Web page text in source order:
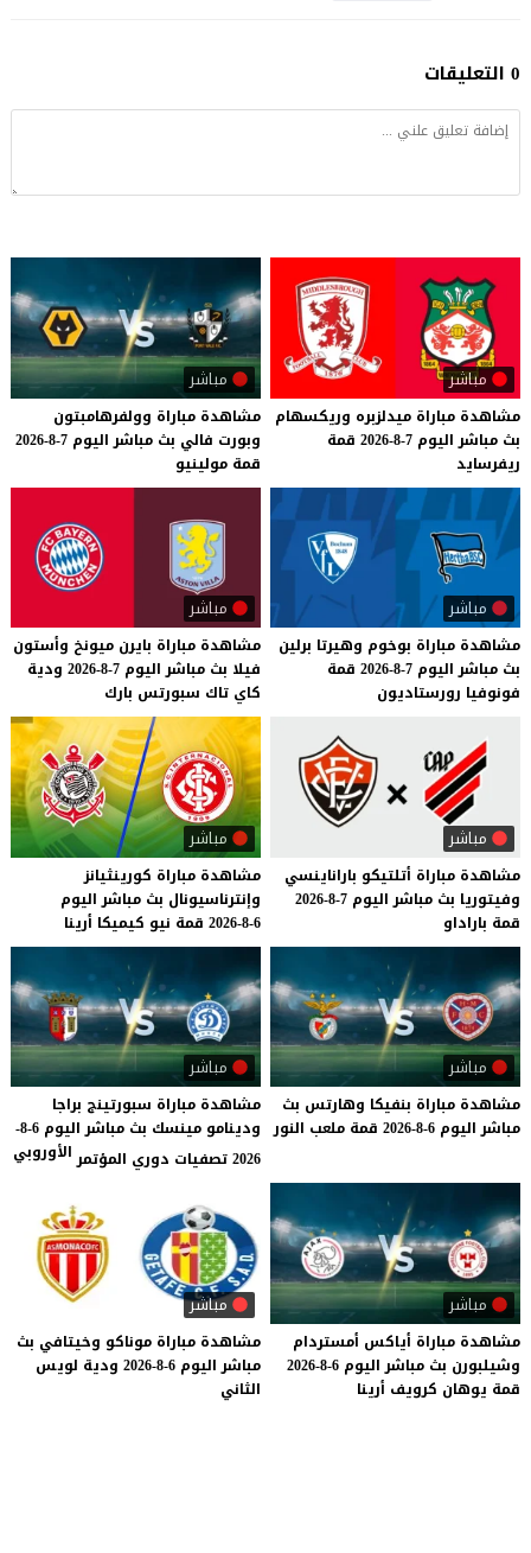
0 التعليقات
مباشر
مشاهدة مباراة ميدلزبره وريكسهام
بث مباشر اليوم 7-8-2026
قمة
ريفرسايد
مباشر
مشاهدة مباراة وولفرهامبتون
وبورت فالي بث مباشر اليوم 7-8-2026
قمة مولينيو
مباشر
مشاهدة مباراة بوخوم وهيرتا برلين
بث مباشر اليوم 7-8-2026
قمة
فونوفيا رورستاديون
مباشر
مشاهدة مباراة بايرن ميونخ وأستون
فيلا بث مباشر اليوم 7-8-2026
ودية
كاي تاك سبورتس بارك
مباشر
مشاهدة مباراة أتلتيكو باراناينسي
وفيتوريا بث مباشر اليوم 7-8-2026
قمة باراداو
مباشر
مشاهدة مباراة كورينثيانز
وإنترناسيونال بث مباشر اليوم
6-8-2026
قمة نيو كيميكا أرينا
مباشر
مشاهدة مباراة بنفيكا وهارتس بث
مباشر اليوم 6-8-2026 قمة ملعب النور
مباشر
مشاهدة مباراة سبورتينج براجا
ودينامو مينسك بث مباشر اليوم 6-8-
2026 تصفيات دوري المؤتمر
الأوروبي
مباشر
مشاهدة مباراة أياكس أمستردام
وشيلبورن بث مباشر اليوم 6-8-2026
قمة يوهان كرويف أرينا
مباشر
مشاهدة مباراة موناكو وخيتافي بث
مباشر اليوم 6-8-2026 ودية لويس
الثاني